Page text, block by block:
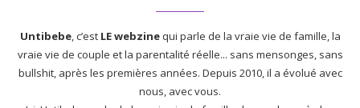
Untibebe, c’est LE webzinequi parle de la vraie vie de famille, la
vraie vie de couple et la parentalité réelle... sans mensonges, sans
bullshit, après les premières années. Depuis 2010, il a évolué avec
nous, avec vous.